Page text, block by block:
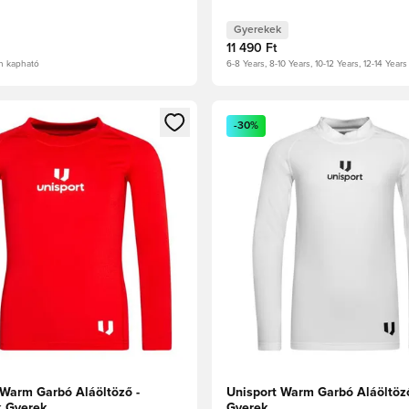
kapható
Gyerekek
11 490 Ft
6-8 Years, 8-10 Years, 10-12 Years, 12-14 Years
való regisztrációhoz
modált a bejelentkezéshez vagy a tagként való
Garbó Aláöltöző -
Megnyit egy modált a
-30%
Unisport Warm Garbó